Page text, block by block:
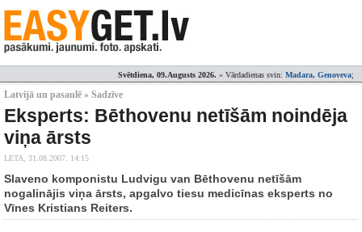
Svētdiena, 09.Augusts 2026. » Vārdadienas svin: Madara, Genoveva;
Latvijā un pasaulē » Sadzīve
Eksperts: Bēthovenu netīšām noindēja
viņa ārsts
LETA, 31.08.2007. 14:15
Slaveno komponistu Ludvigu van Bēthovenu netīšām
nogalinājis viņa ārsts, apgalvo tiesu medicīnas eksperts no
Vīnes Kristians Reiters.